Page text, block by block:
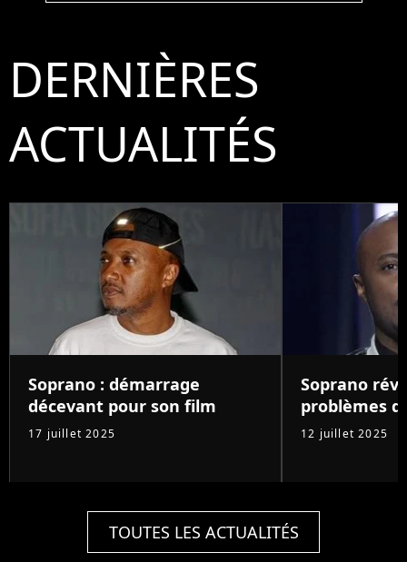
DERNIÈRES
ACTUALITÉS
Soprano : démarrage
décevant pour son film
17 juillet 2025
Soprano
problèmes
12 juillet 2025
TOUTES LES ACTUALITÉS